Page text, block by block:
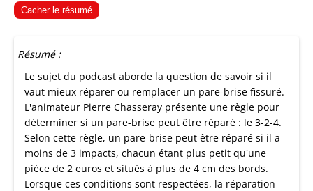
Cacher le résumé
Résumé :
Le sujet du podcast aborde la question de savoir si il
vaut mieux réparer ou remplacer un pare-brise fissuré.
L'animateur Pierre Chasseray présente une règle pour
déterminer si un pare-brise peut être réparé : le 3-2-4.
Selon cette règle, un pare-brise peut être réparé si il a
moins de 3 impacts, chacun étant plus petit qu'une
pièce de 2 euros et situés à plus de 4 cm des bords.
Lorsque ces conditions sont respectées, la réparation